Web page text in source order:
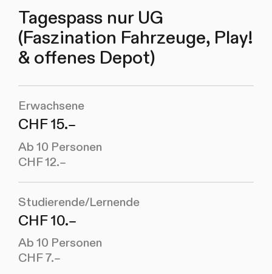
Tagespass nur UG
(Faszination Fahrzeuge, Play!
& offenes Depot)
Erwachsene
CHF 15.–
Ab 10 Personen
CHF 12.–
Studierende/Lernende
CHF 10.–
Ab 10 Personen
CHF 7.–